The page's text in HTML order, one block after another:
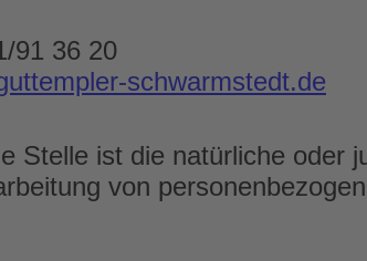
91 36 20
schwarmstedt.de
Stelle ist die natürliche oder
von